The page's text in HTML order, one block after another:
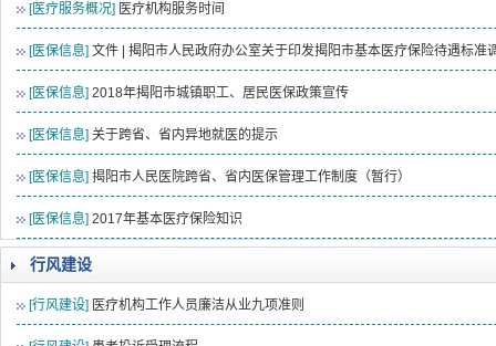
[医疗服务概况] 医疗机构服务时间
[医保信息] 文件 | 揭阳市人民政府办公室关于印发揭阳市基本医疗保险待遇标准
[医保信息] 2018年揭阳市城镇职工、居民医保政策宣传
[医保信息] 关于跨省、省内异地就医的提示
[医保信息] 揭阳市人民医院跨省、省内医保管理工作制度（暂行）
[医保信息] 2017年基本医疗保险知识
行风建设
[行风建设] 医疗机构工作人员廉洁从业九项准则